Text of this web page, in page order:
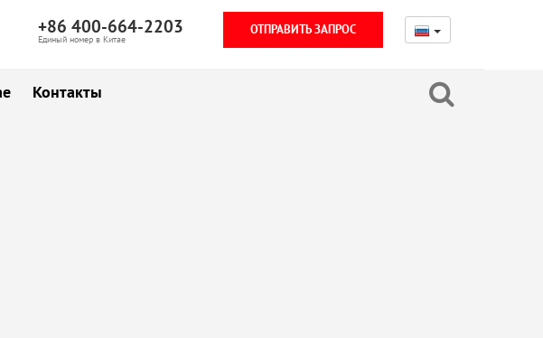
+86 400-664-2203
Единый номер в Китае
ОТПРАВИТЬ ЗАПРОС
Контакты